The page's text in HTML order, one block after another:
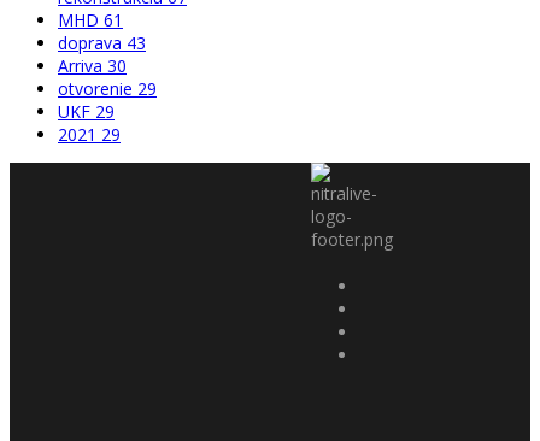
MHD 61
doprava 43
Arriva 30
otvorenie 29
UKF 29
2021 29